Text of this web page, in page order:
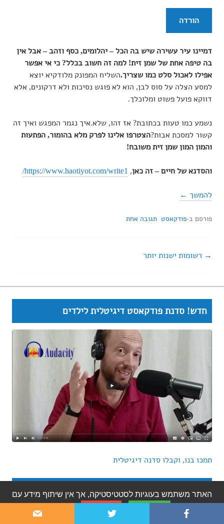
הורדה
דמיינו עיר עשירה שיש בה הכל – יהלומים, כסף וזהב – אבל אין
בה טיפה אחת של שמן זית! למה זה חשוב בכלל? כי אי אפשר
אפילו לאכול סלט כמו שצריך.השליח המפונק מלודקיא יוצא
למסע הצלה על סוס לבן, הוא לא פוגש נסיכות ולא דרקונים, אלא
דווקא פועל פשוט ומלוכלך.
נשמע כמו טעות בכתובת? אז זהו, שלא.איך נגמר המפגש ואיך זה
קשור למסכת אבות?הצטרפו אלינו לפרק מלא בהומור, הפתעות
והמון המון שמן זית משובח!
והסדנא של חיים – זה כאן,
https://www.haotiyot.com/write1/
להמשך ←
פורסם ב-פודקאסט תגובה אחת
ניווט
בין
הרשומות
רשומות ישנות יותר
חדש! סדנת פודקאסט דיגיטלית לילדים
תמכו בנו, וקבלו סדנה דיגיטלית
היומן הסודי של יוני
האתר משתמש בעוגיות לסטטיסטיקה, אך אין שיתוף מידע עם
צד שלישי.
לא מסכים